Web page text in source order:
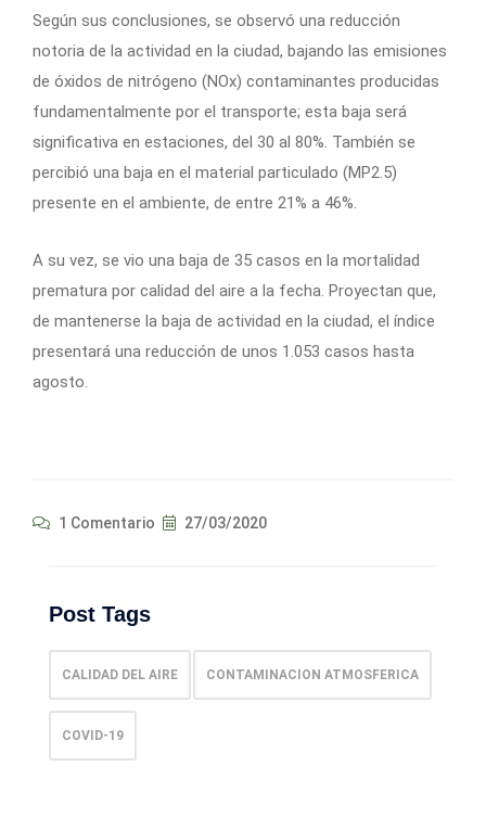
Según sus conclusiones, se observó una reducción
notoria de la actividad en la ciudad, bajando las emisiones
de óxidos de nitrógeno (NOx) contaminantes producidas
fundamentalmente por el transporte; esta baja será
significativa en estaciones, del 30 al 80%. También se
percibió una baja en el material particulado (MP2.5)
presente en el ambiente, de entre 21% a 46%.
A su vez, se vio una baja de 35 casos en la mortalidad
prematura por calidad del aire a la fecha. Proyectan que,
de mantenerse la baja de actividad en la ciudad, el índice
presentará una reducción de unos 1.053 casos hasta
agosto.
1 Comentario 27/03/2020
Post Tags
CALIDAD DEL AIRE CONTAMINACION ATMOSFERICA
COVID-19